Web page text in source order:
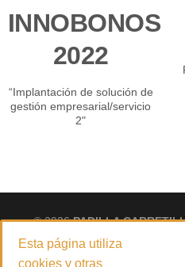
INNOBONOS
2022
“Implantación de solución de
gestión empresarial/servicio
2"
© 2026PADILLA
Empresa especializada en la
elevadoras, maquinaria de
Esta página utiliza
cookies y otras